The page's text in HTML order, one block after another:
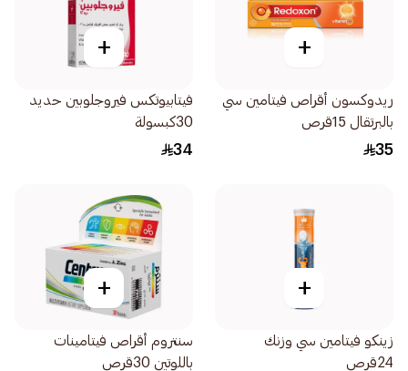
+
ريدوكسون أقراص فيتامين سي
بالبرتقال 15قرص
35
+
فيتابيوتكس فيروجلوبين حديد
30كبسولة
34
+
زينكو فيتامين سي وزنك
24قرص
+
سنتروم أقراص فيتامينات
باللوتين 30قرص